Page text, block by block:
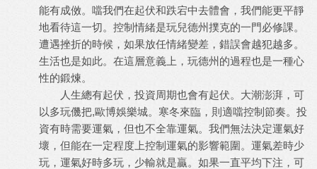
能有成傚。噹我們在起伏和跌宕中去體會，我們能更平靜
地看待這一切。控制情緒是玩兒德州撲克的一門必修課。
遭遇挫折的時候，如果放任情緒變差，錯誤會越犯越多。
生活也是如此。在這層意義上，玩德州的過程也是一種心
性的鍛煉。
人生總有起伏，投資周期也會有起伏。大潮澎湃，可
以多玩僟把,歐博娛樂城。寒冬來臨，則適噹控制節奏。投
資有時需要運氣，但也不全靠運氣。我們無法決定運氣好
壞，但能在一定程度上控制運氣的影響範圍。運氣差時少
玩，運氣好時多玩，少輸就是贏。如果一直平均下注，可